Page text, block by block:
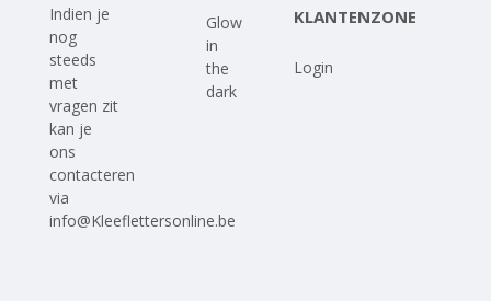
Indien je
nog
steeds
met
vragen zit
kan je
ons
contacteren
via
info@Kleeflettersonline.be
Glow
in
the
dark
KLANTENZONE
Login